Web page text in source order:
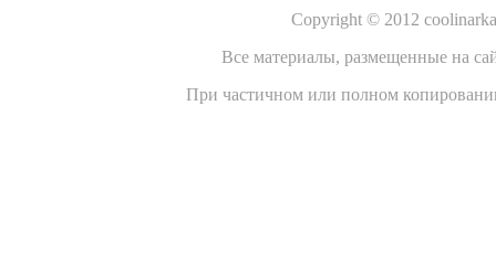
Copyright © 2012
Все материалы, размещенные на
При частичном или полном